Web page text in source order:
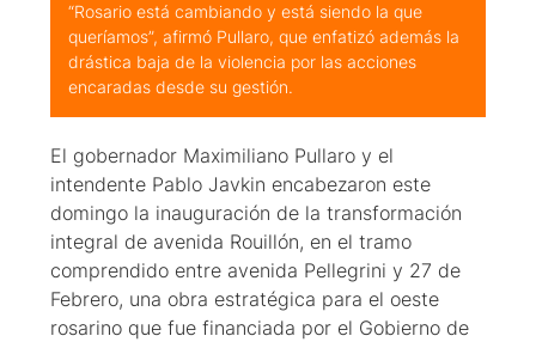
“Rosario está cambiando y está siendo la que
queríamos”, afirmó Pullaro, que enfatizó además la
drástica baja de la violencia por las acciones
encaradas desde su gestión.
El gobernador Maximiliano Pullaro y el
intendente Pablo Javkin encabezaron este
domingo la inauguración de la transformación
integral de avenida Rouillón, en el tramo
comprendido entre avenida Pellegrini y 27 de
Febrero, una obra estratégica para el oeste
rosarino que fue financiada por el Gobierno de